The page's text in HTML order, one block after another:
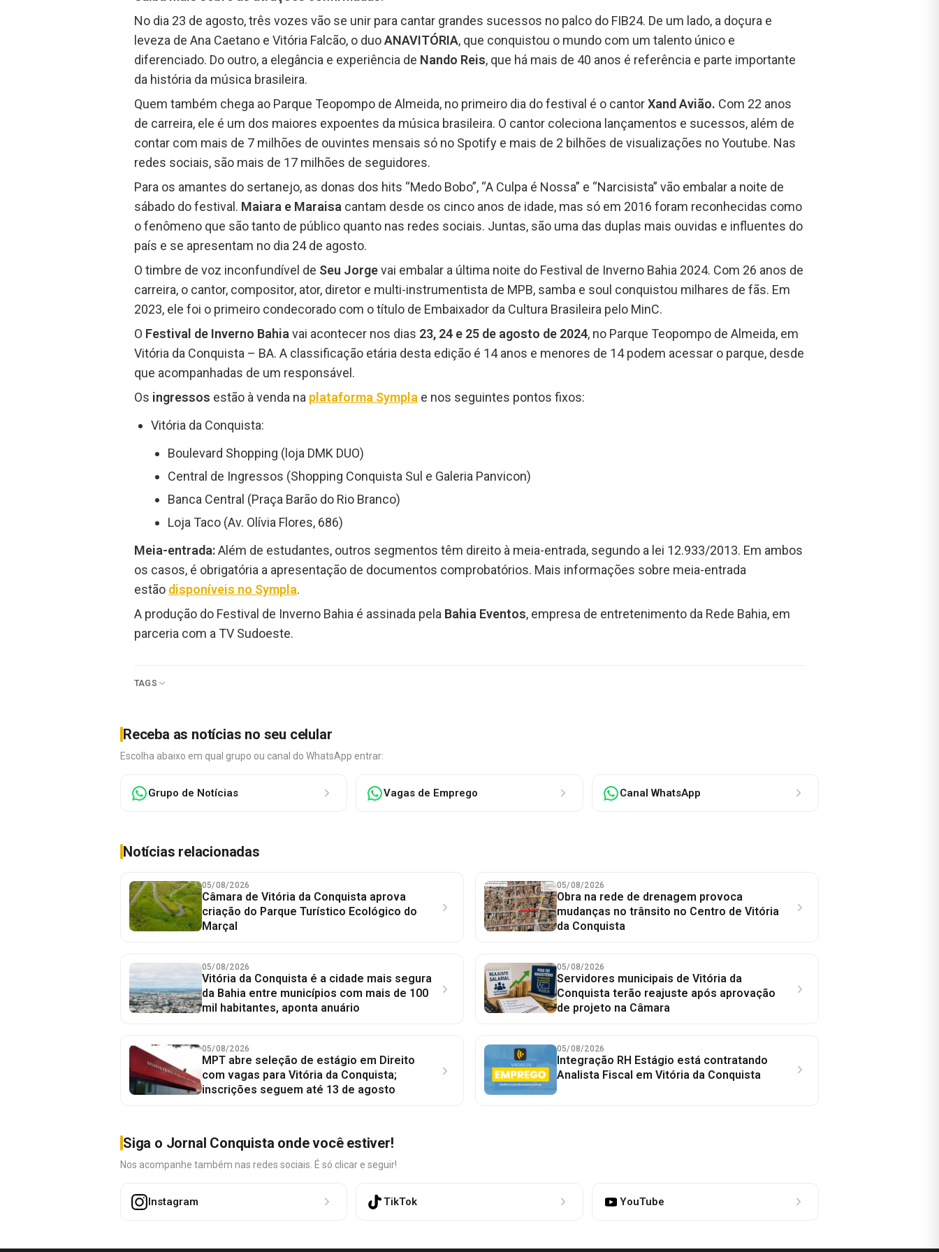
No dia 23 de agosto, três vozes vão se unir para cantar grandes sucessos no palco do FIB24. De um lado, a doçura e
leveza de Ana Caetano e Vitória Falcão, o duoANAVITÓRIA, que conquistou o mundo com um talento único e
diferenciado. Do outro, a elegância e experiência de Nando Reis, que há mais de 40 anos é referência e parte importante
da história da música brasileira.
Quem também chega ao Parque Teopompo de Almeida, no primeiro dia do festival é o cantorXand Avião. Com 22 anos
de carreira, ele é um dos maiores expoentes da música brasileira. O cantor coleciona lançamentos e sucessos, além de
contar com mais de 7 milhões de ouvintes mensais só no Spotify e mais de 2 bilhões de visualizações no Youtube. Nas
redes sociais, são mais de 17 milhões de seguidores.
Para os amantes do sertanejo, as donas dos hits “Medo Bobo”, “A Culpa é Nossa” e “Narcisista” vão embalar a noite de
sábado do festival. Maiara e Maraisa cantam desde os cinco anos de idade, mas só em 2016 foram reconhecidas como
o fenômeno que são tanto de público quanto nas redes sociais. Juntas, são uma das duplas mais ouvidas e influentes do
país e se apresentam no dia 24 de agosto.
O timbre de voz inconfundível de Seu Jorgevai embalar a última noite do Festival de Inverno Bahia 2024. Com 26 anos de
carreira, o cantor, compositor, ator, diretor e multi-instrumentista de MPB, samba e soul conquistou milhares de fãs. Em
2023, ele foi o primeiro condecorado com o título de Embaixador da Cultura Brasileira pelo MinC.
O Festival de Inverno Bahia vai acontecer nos dias 23, 24 e 25 de agosto de 2024, no Parque Teopompo de Almeida, em
Vitória da Conquista – BA. A classificação etária desta edição é 14 anos e menores de 14 podem acessar o parque, desde
que acompanhadas de um responsável.
Os ingressos estão à venda na plataforma Sympla e nos seguintes pontos fixos:
Vitória da Conquista:
Boulevard Shopping (loja DMK DUO)
Central de Ingressos (Shopping Conquista Sul e Galeria Panvicon)
Banca Central (Praça Barão do Rio Branco)
Loja Taco (Av. Olívia Flores, 686)
Meia-entrada:Além de estudantes, outros segmentos têm direito à meia-entrada, segundo a lei 12.933/2013. Em ambos
os casos, é obrigatória a apresentação de documentos comprobatórios. Mais informações sobre meia-entrada
estão disponíveis no Sympla.
A produção do Festival de Inverno Bahia é assinada pela Bahia Eventos, empresa de entretenimento da Rede Bahia, em
parceria com a TV Sudoeste.
TAGS
Receba as notícias no seu celular
Escolha abaixo em qual grupo ou canal do WhatsApp entrar:
Grupo de Notícias Vagas de Emprego Canal WhatsApp
Notícias relacionadas
05/08/2026
Câmara de Vitória da Conquista aprova
criação do Parque Turístico Ecológico do
Marçal
05/08/2026
Obra na rede de drenagem provoca
mudanças no trânsito no Centro de Vitória
da Conquista
05/08/2026
Vitória da Conquista é a cidade mais segura
da Bahia entre municípios com mais de 100
mil habitantes, aponta anuário
05/08/2026
Servidores municipais de Vitória da
Conquista terão reajuste após aprovação
de projeto na Câmara
05/08/2026
MPT abre seleção de estágio em Direito
com vagas para Vitória da Conquista;
inscrições seguem até 13 de agosto
05/08/2026
Integração RH Estágio está contratando
Analista Fiscal em Vitória da Conquista
Siga o Jornal Conquista onde você estiver!
Nos acompanhe também nas redes sociais. É só clicar e seguir!
Instagram TikTok YouTube